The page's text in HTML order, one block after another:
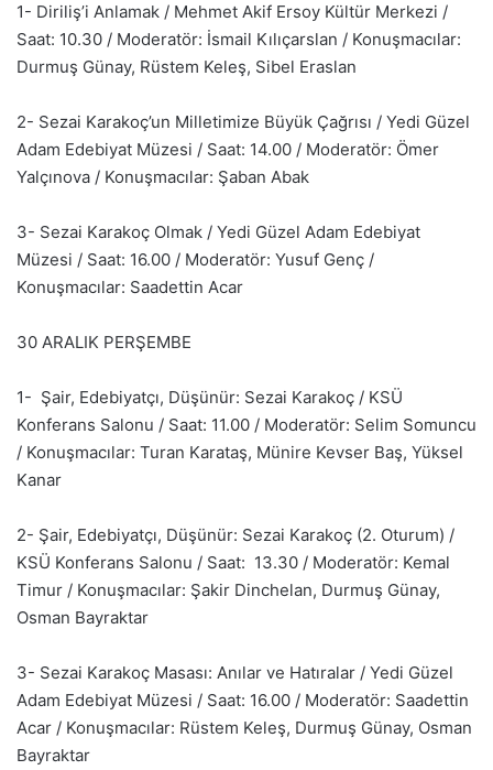
1- Diriliş’i Anlamak / Mehmet Akif Ersoy Kültür Merkezi /
Saat: 10.30 / Moderatör: İsmail Kılıçarslan / Konuşmacılar:
Durmuş Günay, Rüstem Keleş, Sibel Eraslan
2- Sezai Karakoç’un Milletimize Büyük Çağrısı / Yedi Güzel
Adam Edebiyat Müzesi / Saat: 14.00 / Moderatör: Ömer
Yalçınova / Konuşmacılar: Şaban Abak
3- Sezai Karakoç Olmak / Yedi Güzel Adam Edebiyat
Müzesi / Saat: 16.00 / Moderatör: Yusuf Genç /
Konuşmacılar: Saadettin Acar
30 ARALIK PERŞEMBE
1- Şair, Edebiyatçı, Düşünür: Sezai Karakoç / KSÜ
Konferans Salonu / Saat: 11.00 / Moderatör: Selim Somuncu
/ Konuşmacılar: Turan Karataş, Münire Kevser Baş, Yüksel
Kanar
2- Şair, Edebiyatçı, Düşünür: Sezai Karakoç (2. Oturum) /
KSÜ Konferans Salonu / Saat: 13.30 / Moderatör: Kemal
Timur / Konuşmacılar: Şakir Dinchelan, Durmuş Günay,
Osman Bayraktar
3- Sezai Karakoç Masası: Anılar ve Hatıralar / Yedi Güzel
Adam Edebiyat Müzesi / Saat: 16.00 / Moderatör: Saadettin
Acar / Konuşmacılar: Rüstem Keleş, Durmuş Günay, Osman
Bayraktar